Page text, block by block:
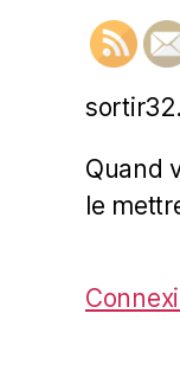
Quand
le